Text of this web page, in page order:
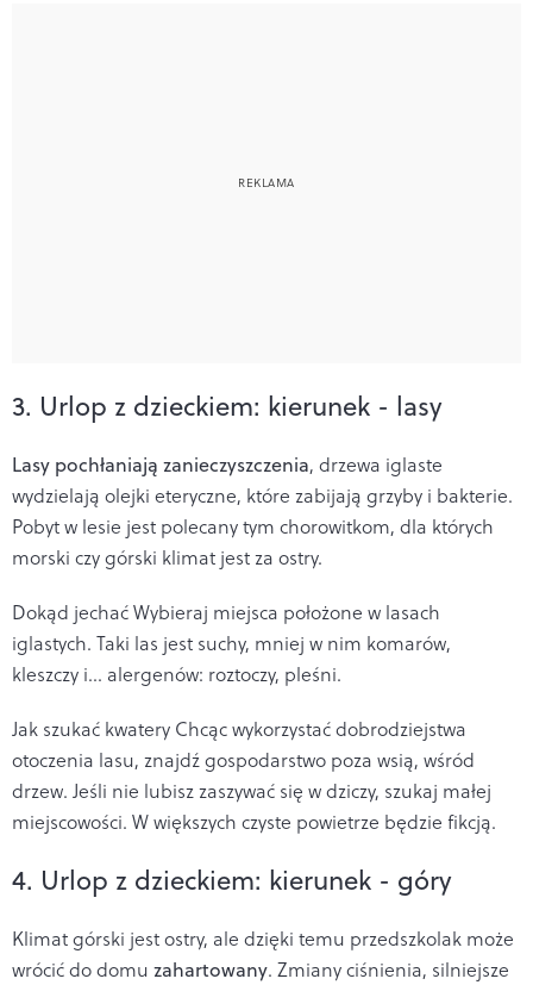
3. Urlop z dzieckiem: kierunek - lasy
Lasy pochłaniają zanieczyszczenia, drzewa iglaste
wydzielają olejki eteryczne, które zabijają grzyby i bakterie.
Pobyt w lesie jest polecany tym chorowitkom, dla których
morski czy górski klimat jest za ostry.
Dokąd jechaćWybieraj miejsca położone w lasach
iglastych. Taki las jest suchy, mniej w nim komarów,
kleszczy i… alergenów: roztoczy, pleśni.
Jak szukać kwatery Chcąc wykorzystać dobrodziejstwa
otoczenia lasu, znajdź gospodarstwo poza wsią, wśród
drzew. Jeśli nie lubisz zaszywać się w dziczy, szukaj małej
miejscowości. W większych czyste powietrze będzie fikcją.
4. Urlop z dzieckiem: kierunek - góry
Klimat górski jest ostry, ale dzięki temu przedszkolak może
wrócić do domu zahartowany. Zmiany ciśnienia, silniejsze